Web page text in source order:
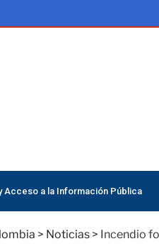
Acceso a la Información Pública
> Noticias > Incendio